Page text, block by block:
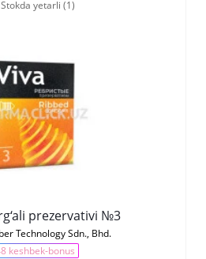
Stokda yetarli (1)
prezervativi №3
Technology Sdn., Bhd.
keshbek-bonus